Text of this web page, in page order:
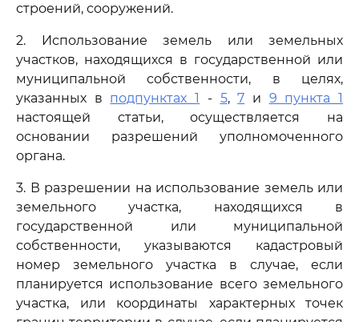
строений, сооружений.
2. Использование земель или земельных
участков, находящихся в государственной или
муниципальной собственности, в целях,
указанных в подпунктах 1 - 5,7 и 9 пункта 1
настоящей статьи, осуществляется на
основании разрешений уполномоченного
органа.
3. В разрешении на использование земель или
земельного участка, находящихся в
государственной или муниципальной
собственности, указываются кадастровый
номер земельного участка в случае, если
планируется использование всего земельного
участка, или координаты характерных точек